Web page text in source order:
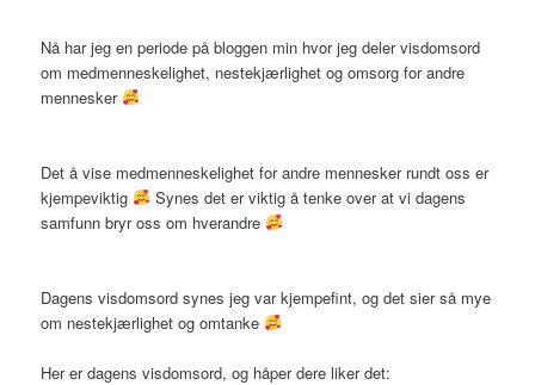
Nå har jeg en periode på bloggen min hvor jeg deler visdomsord
om medmenneskelighet, nestekjærlighet og omsorg for andre
mennesker
Det å vise medmenneskelighet for andre mennesker rundt oss er
kjempeviktig
Synes det er viktig å tenke over at vi dagens
samfunn bryr oss om hverandre
Dagens visdomsord synes jeg var kjempefint, og det sier så mye
om nestekjærlighet og omtanke
Her er dagens visdomsord, og håper dere liker det: